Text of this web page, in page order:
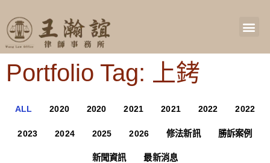
Portfolio Tag: 上銬
ALL 2020 2020 2021 2021 2022 2022
2023 2024 2025 2026 修法新訊 勝訴案例
新聞資訊 最新消息